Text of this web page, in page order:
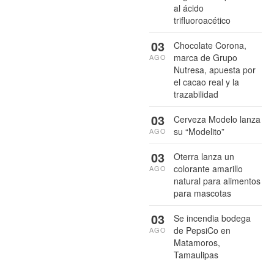
al ácido
trifluoroacético
Chocolate Corona,
marca de Grupo
Nutresa, apuesta por
el cacao real y la
trazabilidad
03
AGO
Cerveza Modelo lanza
su “Modelito”
03
AGO
Oterra lanza un
colorante amarillo
natural para alimentos
para mascotas
03
AGO
Se incendia bodega
de PepsiCo en
Matamoros,
Tamaulipas
03
AGO